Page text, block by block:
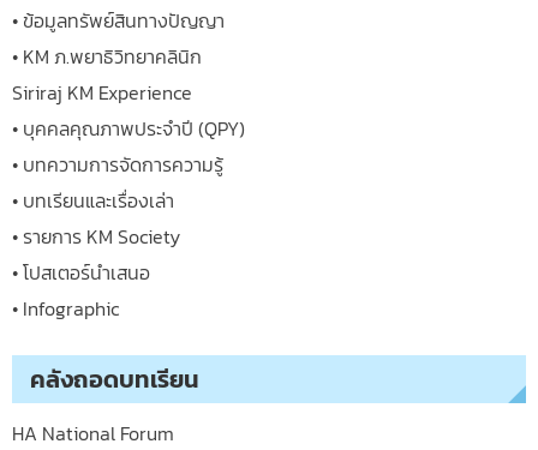
• ข้อมูลทรัพย์สินทางปัญญา
• KM ภ.พยาธิวิทยาคลินิก
Siriraj KM Experience
• บุคคลคุณภาพประจำปี (QPY)
• บทความการจัดการความรู้
• บทเรียนและเรื่องเล่า
• รายการ KM Society
• โปสเตอร์นำเสนอ
• Infographic
คลังถอดบทเรียน
HA National Forum